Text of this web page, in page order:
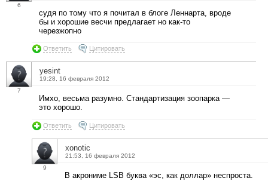
6
судя по тому что я почитал в блоге Леннарта, вроде
бы и хорошие весчи предлагает но как-то
черезжопно
Ответить Цитировать
7
yesint
19:28, 16 февраля 2012
Имхо, весьма разумно. Стандартизация зоопарка —
это хорошо.
Ответить Цитировать
9
xonotic
21:53, 16 февраля 2012
В акрониме LSB буква «эс, как доллар» неспроста.